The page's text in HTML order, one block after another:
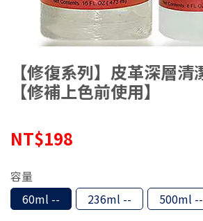
【修復系列】皮革深層清
【修補上色前使用】
NT$198
容量
60ml --
236ml -- 500ml --